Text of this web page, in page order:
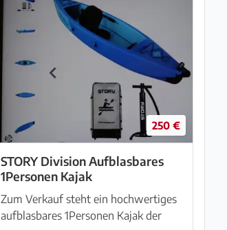
250 €
STORY Division Aufblasbares
1Personen Kajak
Zum Verkauf steht ein hochwertiges
aufblasbares 1Personen Kajak der